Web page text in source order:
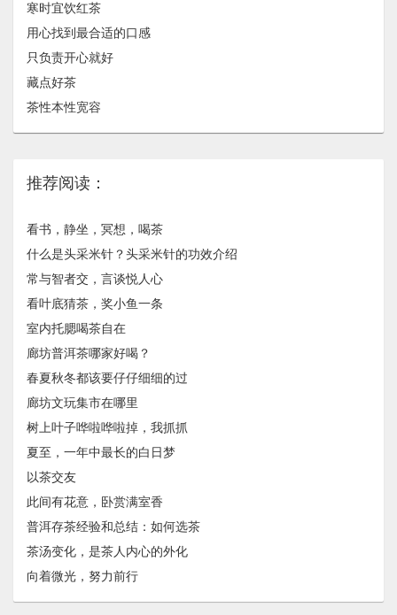
寒时宜饮红茶
用心找到最合适的口感
只负责开心就好
藏点好茶
茶性本性宽容
推荐阅读：
看书，静坐，冥想，喝茶
什么是头采米针？头采米针的功效介绍
常与智者交，言谈悦人心
看叶底猜茶，奖小鱼一条
室内托腮喝茶自在
廊坊普洱茶哪家好喝？
春夏秋冬都该要仔仔细细的过
廊坊文玩集市在哪里
树上叶子哗啦哗啦掉，我抓抓
夏至，一年中最长的白日梦
以茶交友
此间有花意，卧赏满室香
普洱存茶经验和总结：如何选茶
茶汤变化，是茶人内心的外化
向着微光，努力前行